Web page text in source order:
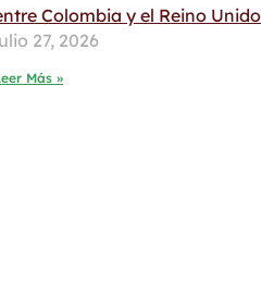
Colombia y el Reino Unido
27, 2026
Más »